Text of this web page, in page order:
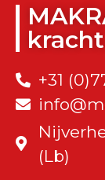
+31
(Lb)